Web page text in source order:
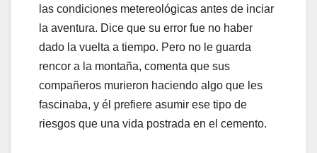
las condiciones metereológicas antes de inciar
la aventura. Dice que su error fue no haber
dado la vuelta a tiempo. Pero no le guarda
rencor a la montaña, comenta que sus
compañeros murieron haciendo algo que les
fascinaba, y él prefiere asumir ese tipo de
riesgos que una vida postrada en el cemento.